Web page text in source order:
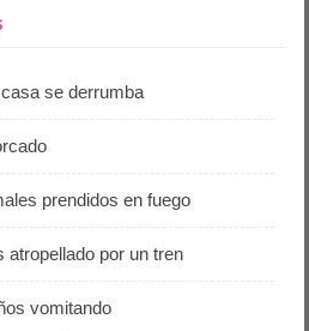
se derrumba
prendidos en fuego
atropellado por un tren
vomitando